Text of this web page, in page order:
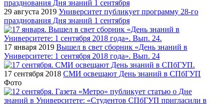
29 августа 2019 Университет публикует программу 28-го
празднования Дня знаний 1 сентября
17 января 2019 Вышел в свет сборник «День знаний в
Университете: 1 сентября 2018 года». Вып. 24
17 сентября 2018 СМИ освещают День знаний в СПбГУП
Фото